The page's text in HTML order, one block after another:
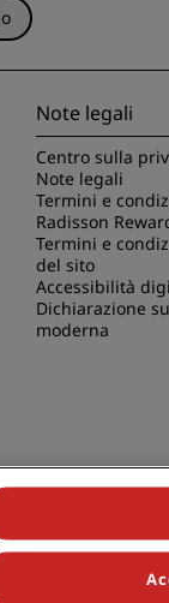
Note legali
Centro sulla
Note legali
Termini e
Radisson
Termini e
del sito
Accessibilità
Dichiarazione
moderna